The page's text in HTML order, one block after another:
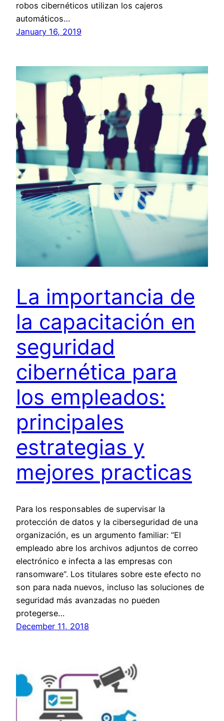
robos cibernéticos utilizan los cajeros
automáticos…
January 16, 2019
La importancia de
la capacitación en
seguridad
cibernética para
los empleados:
principales
estrategias y
mejores practicas
Para los responsables de supervisar la
protección de datos y la ciberseguridad de una
organización, es un argumento familiar: “El
empleado abre los archivos adjuntos de correo
electrónico e infecta a las empresas con
ransomware“. Los titulares sobre este efecto no
son para nada nuevos, incluso las soluciones de
seguridad más avanzadas no pueden
protegerse…
December 11, 2018